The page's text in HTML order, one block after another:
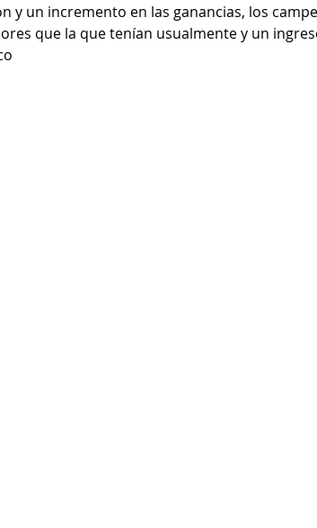
y un incremento en las ganancias, los
que la que tenían usualmente y un